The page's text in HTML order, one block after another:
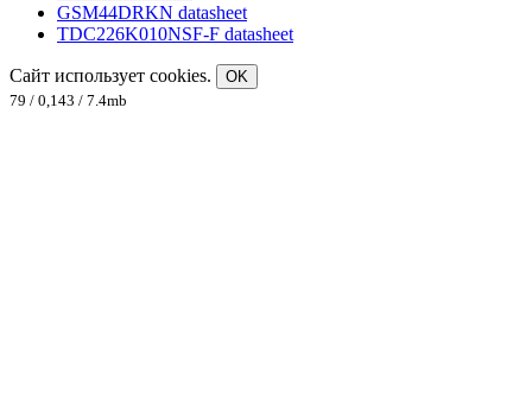
GSM44DRKN datasheet
TDC226K010NSF-F datasheet
Сайт использует cookies.
OK
79 / 0,143 / 7.4mb